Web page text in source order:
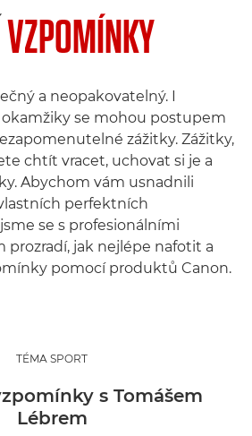
VZPOMÍNKY
a neopakovatelný. I
se mohou postupem
zážitky. Zážitky,
chtít vracet, uchovat si je a
Abychom vám usnadnili
perfektních
se s profesionálními
prozradí, jak nejlépe nafotit a
pomocí produktů Canon.
TÉMA SPORT
s Tomášem
Lébrem